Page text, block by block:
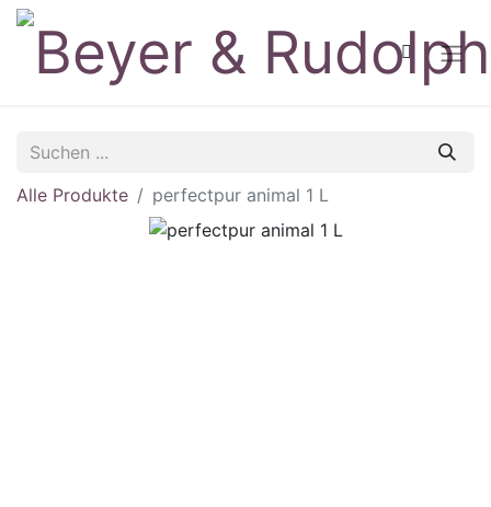
Alle Produkte perfectpur animal 1 L